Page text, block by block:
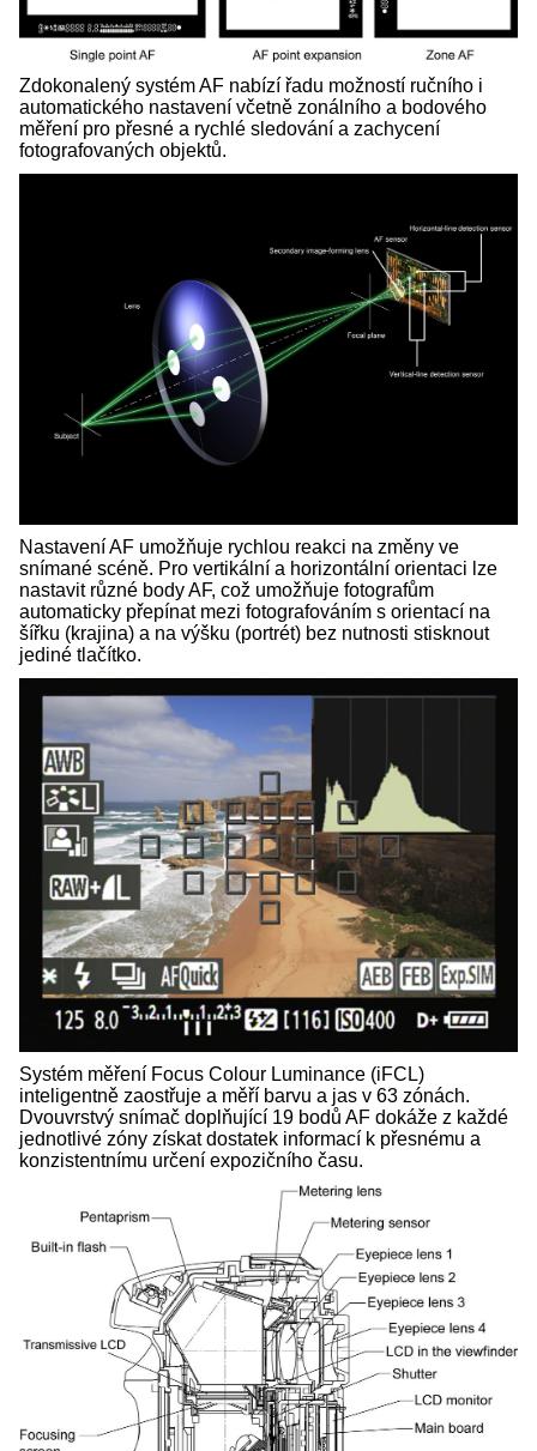
Zdokonalený systém AF nabízí řadu možností ručního i
automatického nastavení včetně zonálního a bodového
měření pro přesné a rychlé sledování a zachycení
fotografovaných objektů.
Nastavení AF umožňuje rychlou reakci na změny ve
snímané scéně. Pro vertikální a horizontální orientaci lze
nastavit různé body AF, což umožňuje fotografům
automaticky přepínat mezi fotografováním s orientací na
šířku (krajina) a na výšku (portrét) bez nutnosti stisknout
jediné tlačítko.
Systém měření Focus Colour Luminance (iFCL)
inteligentně zaostřuje a měří barvu a jas v 63 zónách.
Dvouvrstvý snímač doplňující 19 bodů AF dokáže z každé
jednotlivé zóny získat dostatek informací k přesnému a
konzistentnímu určení expozičního času.